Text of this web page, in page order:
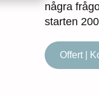
några
starten
Offert |